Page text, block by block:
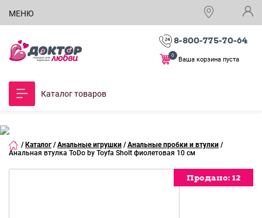
МЕНЮ
8-800-775-70-64
Ваша корзина пуста
0
Каталог товаров
/ Каталог / Анальные игрушки / Анальные пробки и втулки /
Анальная втулка ToDo by Toyfa Sholt фиолетовая 10 см
Продано: 12
Продано: 12
Продано: 12
Продано: 12
Продано: 12
Продано: 12
Продано: 12
Продано: 12
Продано: 12
Продано: 12